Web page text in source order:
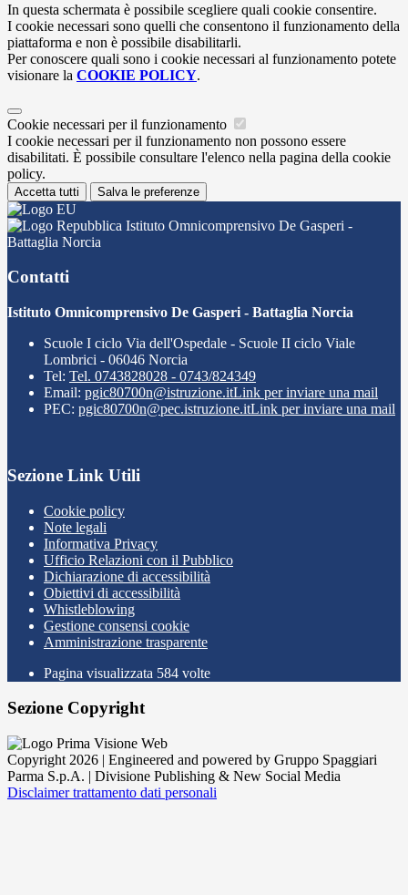
In questa schermata è possibile scegliere quali cookie consentire.
I cookie necessari sono quelli che consentono il funzionamento della
piattaforma e non è possibile disabilitarli.
Per conoscere quali sono i cookie necessari al funzionamento potete
visionare la COOKIE POLICY.
Cookie necessari per il funzionamento
I cookie necessari per il funzionamento non possono essere
disabilitati. È possibile consultare l'elenco nella pagina della cookie
policy.
Accetta tutti Salva le preferenze
Istituto Omnicomprensivo De Gasperi -
Battaglia Norcia
Contatti
Istituto Omnicomprensivo De Gasperi - Battaglia Norcia
Scuole I ciclo Via dell'Ospedale - Scuole II ciclo Viale
Lombrici - 06046 Norcia
Tel: Tel. 0743828028 - 0743/824349
Email: pgic80700n@istruzione.itLink per inviare una mail
PEC: pgic80700n@pec.istruzione.itLink per inviare una mail
Sezione Link Utili
Cookie policy
Note legali
Informativa Privacy
Ufficio Relazioni con il Pubblico
Dichiarazione di accessibilità
Obiettivi di accessibilità
Whistleblowing
Gestione consensi cookie
Amministrazione trasparente
Pagina visualizzata 584 volte
Sezione Copyright
Copyright 2026 | Engineered and powered by Gruppo Spaggiari
Parma S.p.A. | Divisione Publishing & New Social Media
Disclaimer trattamento dati personali